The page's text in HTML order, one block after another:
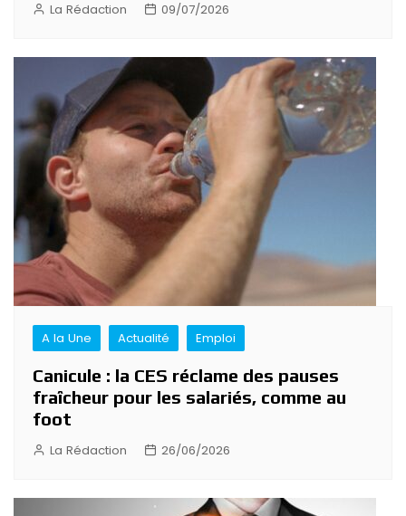
La Rédaction 09/07/2026
A la Une Actualité Emploi
Canicule : la CES réclame des pauses
fraîcheur pour les salariés, comme au
foot
La Rédaction 26/06/2026